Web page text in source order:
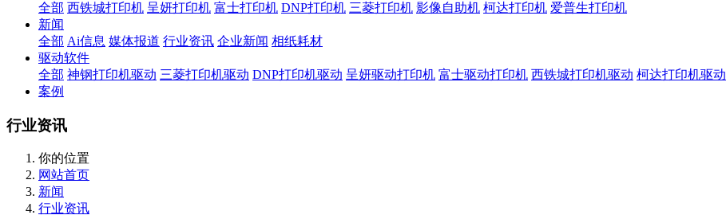
全部 西铁城打印机 呈妍打印机 富士打印机 DNP打印机 三菱打印机 影像自助机 柯达打印机 爱普生打印机
新闻
全部 Ai信息 媒体报道 行业资讯 企业新闻 相纸耗材
驱动软件
全部 神钢打印机驱动 三菱打印机驱动 DNP打印机驱动 呈妍驱动打印机 富士驱动打印机 西铁城打印机驱动 柯达打印机驱动
案例
行业资讯
你的位置
网站首页
新闻
行业资讯